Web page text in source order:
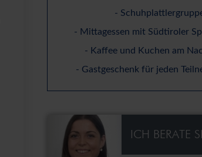
-
- Mittagessen mit Südtiroler
- Kaffee und Kuchen am
- Gastgeschenk für jeden
ICH BERATE